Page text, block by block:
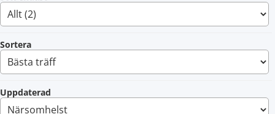
Sortera
Uppdaterad